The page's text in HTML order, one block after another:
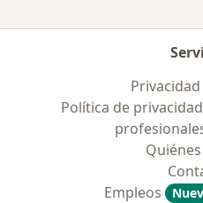
Política de
Empleos